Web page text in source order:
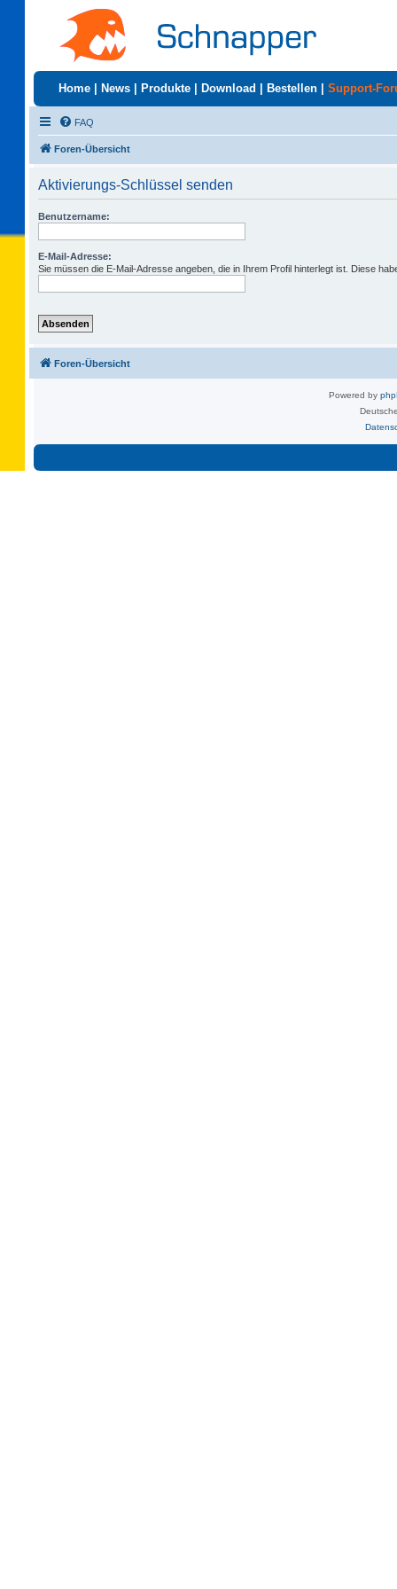
Home News Produkte Download Bestellen Support-
FAQ
Foren-Übersicht
Aktivierungs-Schlüssel senden
Benutzername:
E-Mail-Adresse:
Sie müssen die E-Mail-Adresse angeben, die in Ihrem Profil hinterlegt ist. Diese
Foren-Übersicht
Powered by